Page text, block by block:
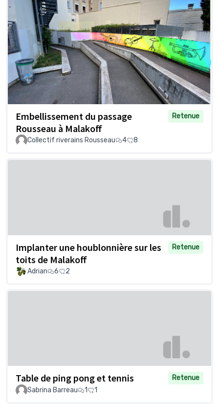
Embellissement du passage
Rousseau à Malakoff
Retenue
Collectif riverains Rousseau 4 8
Implanter une houblonnière sur les
toits de Malakoff
Retenue
Adrian 6 2
Table de ping pong et tennis
Retenue
Sabrina Barreau
1 1